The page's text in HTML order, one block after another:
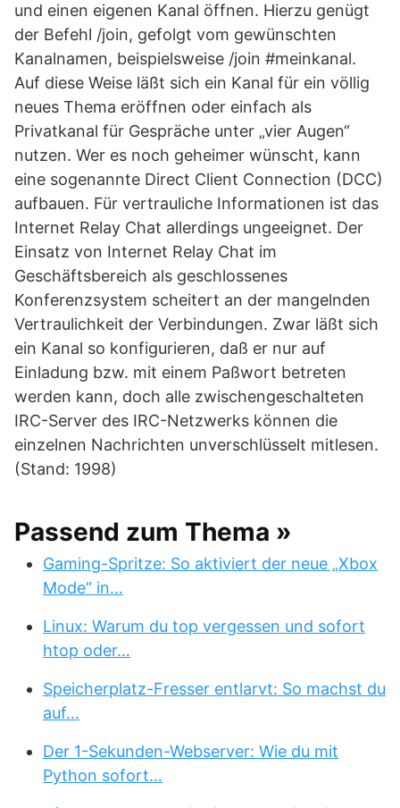
und einen eigenen Kanal öffnen. Hierzu genügt
der Befehl /join, gefolgt vom gewünschten
Kanalnamen, beispielsweise /join #meinkanal.
Auf diese Weise läßt sich ein Kanal für ein völlig
neues Thema eröffnen oder einfach als
Privatkanal für Gespräche unter „vier Augen“
nutzen. Wer es noch geheimer wünscht, kann
eine sogenannte Direct Client Connection (DCC)
aufbauen. Für vertrauliche Informationen ist das
Internet Relay Chat allerdings ungeeignet. Der
Einsatz von Internet Relay Chat im
Geschäftsbereich als geschlossenes
Konferenzsystem scheitert an der mangelnden
Vertraulichkeit der Verbindungen. Zwar läßt sich
ein Kanal so konfigurieren, daß er nur auf
Einladung bzw. mit einem Paßwort betreten
werden kann, doch alle zwischengeschalteten
IRC-Server des IRC-Netzwerks können die
einzelnen Nachrichten unverschlüsselt mitlesen.
(Stand: 1998)
Passend zum Thema »
Gaming-Spritze: So aktiviert der neue „Xbox
Mode“ in…
Linux: Warum du top vergessen und sofort
htop oder…
Speicherplatz-Fresser entlarvt: So machst du
auf…
Der 1-Sekunden-Webserver: Wie du mit
Python sofort…